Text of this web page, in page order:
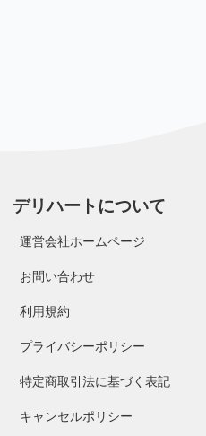
デリハートについて
運営会社ホームページ
お問い合わせ
利用規約
プライバシーポリシー
特定商取引法に基づく表記
キャンセルポリシー